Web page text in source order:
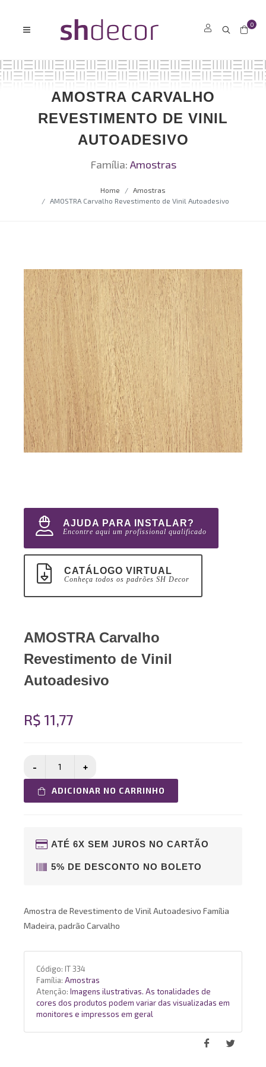
0
AMOSTRA CARVALHO
REVESTIMENTO DE VINIL
AUTOADESIVO
Família: Amostras
Home
Amostras
AMOSTRA Carvalho Revestimento de Vinil Autoadesivo
AJUDA PARA INSTALAR?
Encontre aqui um profissional qualificado
CATÁLOGO VIRTUAL
Conheça todos os padrões SH Decor
AMOSTRA Carvalho
Revestimento de Vinil
Autoadesivo
R$ 11,77
ADICIONAR NO CARRINHO
ATÉ 6X SEM JUROS NO CARTÃO
5% DE DESCONTO NO BOLETO
Amostra de Revestimento de Vinil Autoadesivo Família
Madeira, padrão Carvalho
Código: IT 334
Família: Amostras
Atenção: Imagens ilustrativas. As tonalidades de
cores dos produtos podem variar das visualizadas em
monitores e impressos em geral